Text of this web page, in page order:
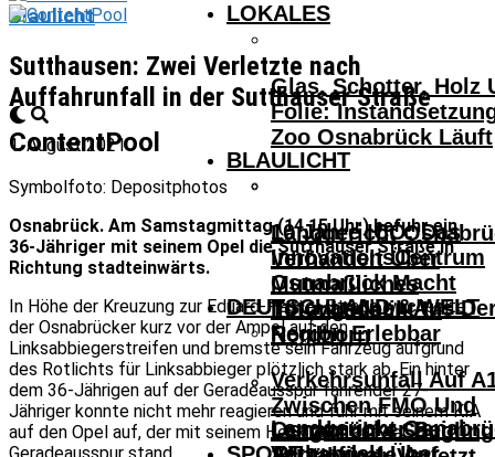
ContentPool
LOKALES
Glas, Schotter, Holz
Folie:
Zoo Osnabrück Läuft
10 Jahre ICO: Das
InnovationsCentrum
Osnabrück Macht
Innovationen Aus
Region Erlebbar
Landgericht
BLAULICHT
Landgericht
Verhandelt Über
Mutmaßliches
Tötungsdelikt In
Nordhorn
Osnabrücker Beim
DEUTSCHLAND & WELT
Verkehrsunfall Auf
Zwischen FMO Und
Lengerich –
Blaulicht
Sutthausen: Zwei Verletzte nach
Auffahrunfall in der Sutthauser Straße
1. August 2021
Symbolfoto: Depositphotos
Osnabrück. Am Samstagmittag (14.15 Uhr) befuhr ein
36-Jähriger mit seinem Opel die Sutthauser Straße in
Richtung stadteinwärts.
In Höhe der Kreuzung zur Eduard-Pestel-Straße wechselte
der Osnabrücker kurz vor der Ampel auf den
Linksabbiegerstreifen und bremste sein Fahrzeug aufgrund
des Rotlichts für Linksabbieger plötzlich stark ab. Ein hinter
dem 36-Jährigen auf der Geradeausspur fahrender 27-
Jähriger konnte nicht mehr reagieren und fuhr mit seinem KIA
auf den Opel auf, der mit seinem Heck noch auf der
Geradeausspur stand.